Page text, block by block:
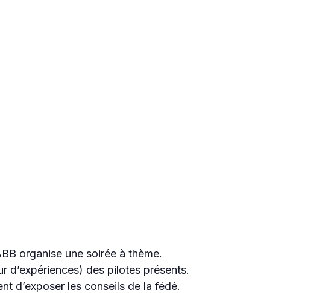
organise une soirée à thème.
d’expériences) des pilotes présents.
d’exposer les conseils de la fédé.